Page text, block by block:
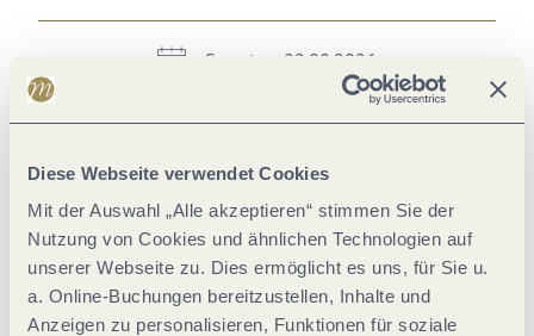
Diese Webseite verwendet Cookies
Mit der Auswahl „Alle akzeptieren“ stimmen Sie der
Nutzung von Cookies und ähnlichen Technologien auf
unserer Webseite zu. Dies ermöglicht es uns, für Sie u.
a. Online-Buchungen bereitzustellen, Inhalte und
Anzeigen zu personalisieren, Funktionen für soziale
Samstag, 22.08.2026
Im Kalender speichern
Samstag, 29.08.2026
16:30 Uhr